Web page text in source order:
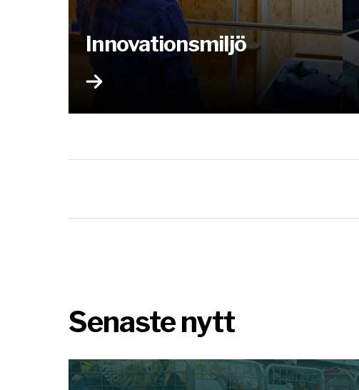
Innovationsmiljö
Senaste nytt